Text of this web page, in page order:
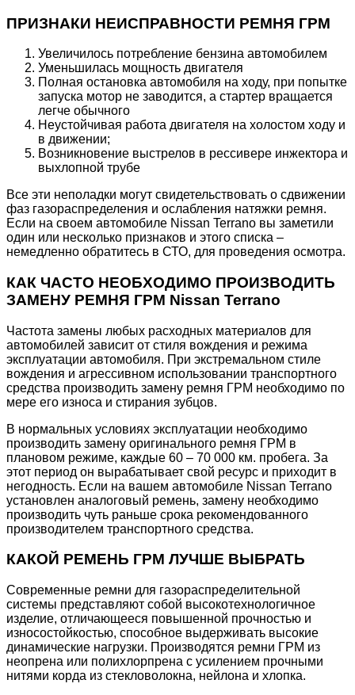
ПРИЗНАКИ НЕИСПРАВНОСТИ РЕМНЯ ГРМ
Увеличилось потребление бензина автомобилем
Уменьшилась мощность двигателя
Полная остановка автомобиля на ходу, при попытке
запуска мотор не заводится, а стартер вращается
легче обычного
Неустойчивая работа двигателя на холостом ходу и
в движении;
Возникновение выстрелов в рессивере инжектора и
выхлопной трубе
Все эти неполадки могут свидетельствовать о сдвижении
фаз газораспределения и ослабления натяжки ремня.
Если на своем автомобиле Nissan Terrano вы заметили
один или несколько признаков и этого списка –
немедленно обратитесь в СТО, для проведения осмотра.
КАК ЧАСТО НЕОБХОДИМО ПРОИЗВОДИТЬ
ЗАМЕНУ РЕМНЯ ГРМ Nissan Terrano
Частота замены любых расходных материалов для
автомобилей зависит от стиля вождения и режима
эксплуатации автомобиля. При экстремальном стиле
вождения и агрессивном использовании транспортного
средства производить замену ремня ГРМ необходимо по
мере его износа и стирания зубцов.
В нормальных условиях эксплуатации необходимо
производить замену оригинального ремня ГРМ в
плановом режиме, каждые 60 – 70 000 км. пробега. За
этот период он вырабатывает свой ресурс и приходит в
негодность. Если на вашем автомобиле Nissan Terrano
установлен аналоговый ремень, замену необходимо
производить чуть раньше срока рекомендованного
производителем транспортного средства.
КАКОЙ РЕМЕНЬ ГРМ ЛУЧШЕ ВЫБРАТЬ
Современные ремни для газораспределительной
системы представляют собой высокотехнологичное
изделие, отличающееся повышенной прочностью и
износостойкостью, способное выдерживать высокие
динамические нагрузки. Производятся ремни ГРМ из
неопрена или полихлорпрена с усилением прочными
нитями корда из стекловолокна, нейлона и хлопка.